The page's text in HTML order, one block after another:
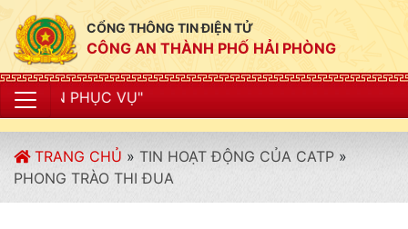
CỔNG THÔNG TIN ĐIỆN TỬ
CÔNG AN THÀNH PHỐ HẢI PHÒNG
TRANG CHỦ » TIN HOẠT ĐỘNG CỦA CATP »
PHONG TRÀO THI ĐUA